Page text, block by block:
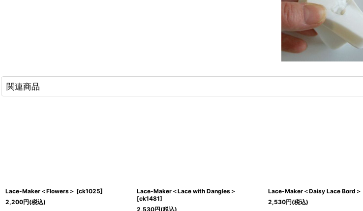
関連商品
Lace-Maker＜Flowers＞ [ck1025]
2,200円(税込)
Lace-Maker＜Lace with Dangles＞
[ck1481]
2,530円(税込)
Lace-Maker＜Daisy Lace Bord＞
2,530円(税込)